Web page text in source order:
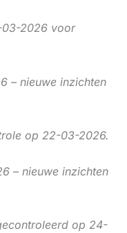
2026 voor
– nieuwe inzichten
op 22-03-2026.
– nieuwe inzichten
op 24-